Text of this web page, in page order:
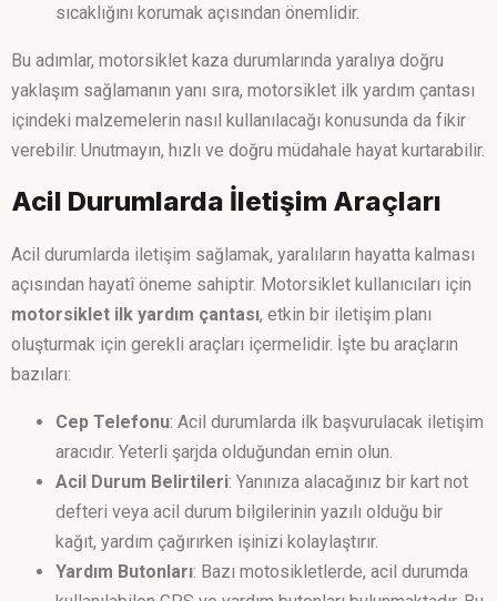
sıcaklığını korumak açısından önemlidir.
Bu adımlar, motorsiklet kaza durumlarında yaralıya doğru
yaklaşım sağlamanın yanı sıra, motorsiklet ilk yardım çantası
içindeki malzemelerin nasıl kullanılacağı konusunda da fikir
verebilir. Unutmayın, hızlı ve doğru müdahale hayat kurtarabilir.
Acil Durumlarda İletişim Araçları
Acil durumlarda iletişim sağlamak, yaralıların hayatta kalması
açısından hayatî öneme sahiptir. Motorsiklet kullanıcıları için
motorsiklet ilk yardım çantası, etkin bir iletişim planı
oluşturmak için gerekli araçları içermelidir. İşte bu araçların
bazıları:
Cep Telefonu: Acil durumlarda ilk başvurulacak iletişim
aracıdır. Yeterli şarjda olduğundan emin olun.
Acil Durum Belirtileri: Yanınıza alacağınız bir kart not
defteri veya acil durum bilgilerinin yazılı olduğu bir
kağıt, yardım çağırırken işinizi kolaylaştırır.
Yardım Butonları: Bazı motosikletlerde, acil durumda